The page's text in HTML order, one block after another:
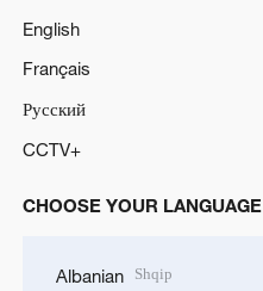
English
Français
Русский
CCTV+
CHOOSE YOUR LANGUAGE
Albanian Shqip